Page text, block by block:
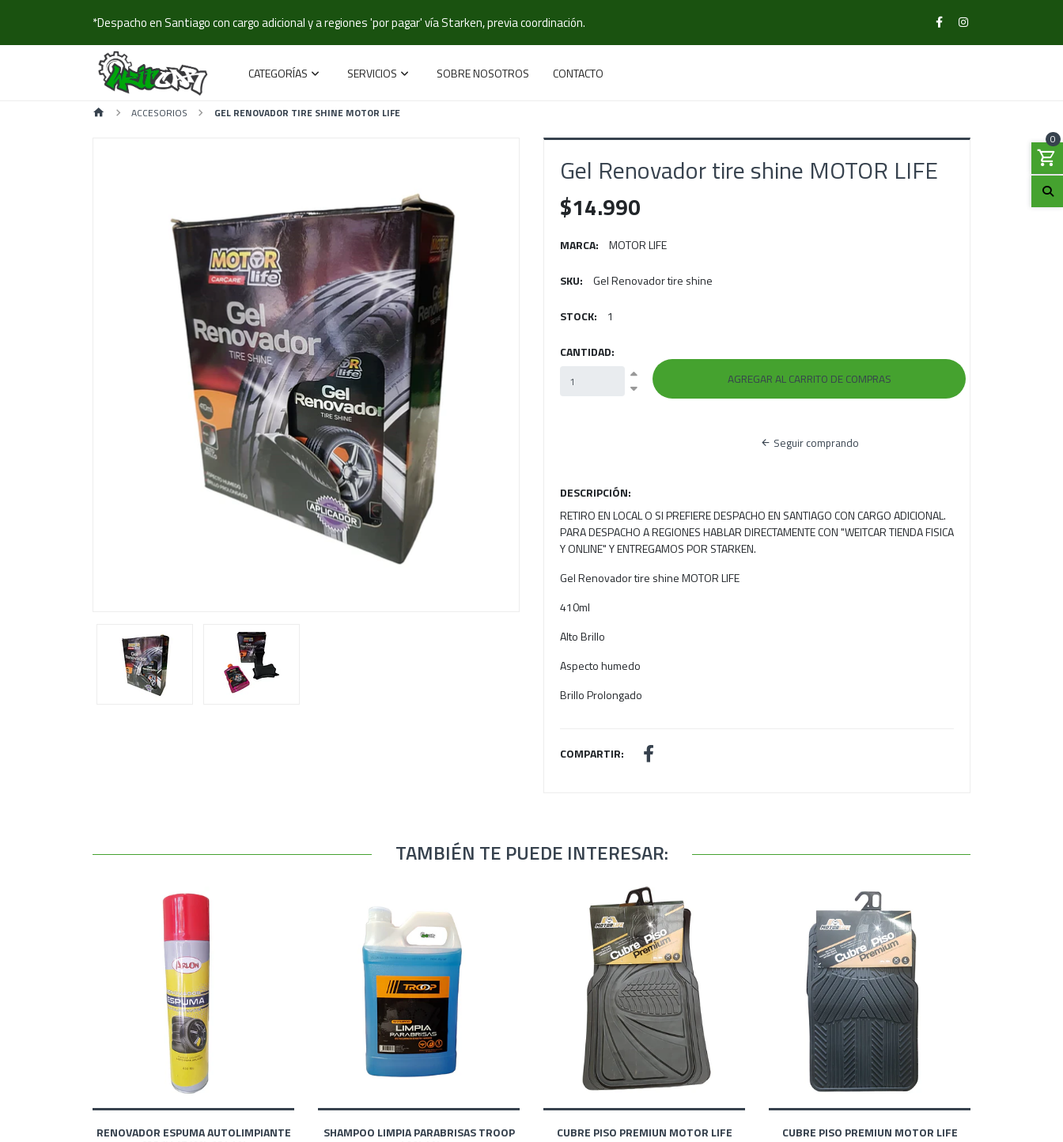
*Despacho en Santiago con cargo adicional y a regiones 'por pagar' vía Starken, previa coordinación.
CATEGORÍAS SERVICIOS SOBRE NOSOTROS CONTACTO
0
ACCESORIOS GEL RENOVADOR TIRE SHINE MOTOR LIFE
Gel Renovador tire shine MOTOR LIFE
$14.990
MARCA: MOTOR LIFE
SKU: Gel Renovador tire shine
STOCK: 1
CANTIDAD:
Seguir comprando
DESCRIPCIÓN:
RETIRO EN LOCAL O SI PREFIERE DESPACHO EN SANTIAGO CON CARGO ADICIONAL.
PARA DESPACHO A REGIONES HABLAR DIRECTAMENTE CON "WEITCAR TIENDA FISICA
Y ONLINE" Y ENTREGAMOS POR STARKEN.
Gel Renovador tire shine MOTOR LIFE
410ml
Alto Brillo
Aspecto humedo
Brillo Prolongado
COMPARTIR:
TAMBIÉN TE PUEDE INTERESAR:
RENOVADOR ESPUMA AUTOLIMPIANTE SHAMPOO LIMPIA PARABRISAS TROOP CUBRE PISO PREMIUN MOTOR LIFE CUBRE PISO PREMIUN MOTOR LIFE